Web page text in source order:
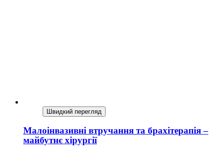
Швидкий перегляд
Малоінвазивні втручання та брахітерапія –
майбутнє хірургії